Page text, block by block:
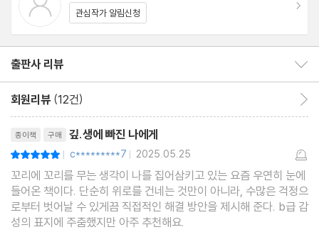
-타인의 감정을 그대로 전달받는 여자들
4장 “생각이 나를 집어삼키기 전에”
: 과도한 생각에서 탈출하기
-생각은 내 편이 아니다
-뇌를 8분이라도 쉬게 하자
-안 좋은 생각으로 잠들지 못한다면
-"그만해"라는 말의 쓸모
-걱정에서 한 걸음 떨어지기
관심작가 알림신청
출판사 리뷰
회원리뷰 (12건)
종이책 구매 깊.생에 빠진 나에게
| c*********7 | 2025.05.25
꼬리에 꼬리를 무는 생각이 나를 집어삼키고 있는 요즘 우연히 눈에
들어온 책이다. 단순히 위로를 건네는 것만이 아니라, 수많은 걱정으
로부터 벗어날 수 있게끔 직접적인 해결 방안을 제시해 준다. b급 감
성의 표지에 주춤했지만 아주 추천해요.